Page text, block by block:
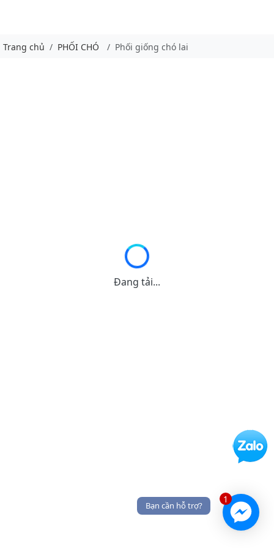
Trang chủ PHỐI CHÓ Phối giống chó lai
Đang tải...
1
Bạn cần hỗ trợ?